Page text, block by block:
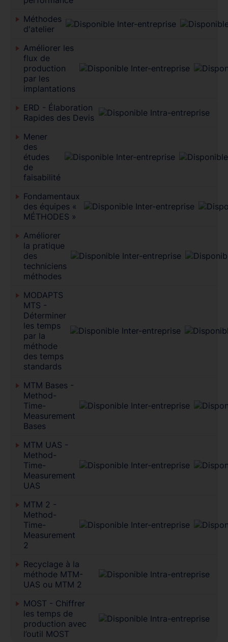
Méthodes
d'atelier
Améliorer les
flux de
production
par les
implantations
ERD - Élaboration
Rapides des Devis
Mener
des
études
de
faisabilité
Fondamentaux
des équipes «
MÉTHODES »
Améliorer
la pratique
des
techniciens
méthodes
MODAPTS
MTS -
Déterminer
les temps
par la
méthode
des temps
standards
MTM Bases -
Method-
Time-
Measurement
Bases
MTM UAS -
Method-
Time-
Measurement
UAS
MTM 2 -
Method-
Time-
Measurement
2
Recyclage à la
méthode MTM-
UAS ou MTM 2
MOST - Chiffrer
les temps de
production avec
l’outil MOST